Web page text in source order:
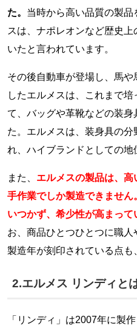
た。 当時から高い品質の製品
スは、ナポレオンなど歴史
いたと言われています。
その後自動車が登場し、馬
したエルメスは、これまで
て、バッグや革靴などの装
た。エルメスは、装身具の
れ、ハイブランドとしての地
また、 エルメスの製品は、
手作業でしか製造できませ
いつかず、希少性が高まって
お、商品ひとつひとつに職
製造年が刻印されている点も
2.エルメス リンディと
「リンディ」は2007年に製